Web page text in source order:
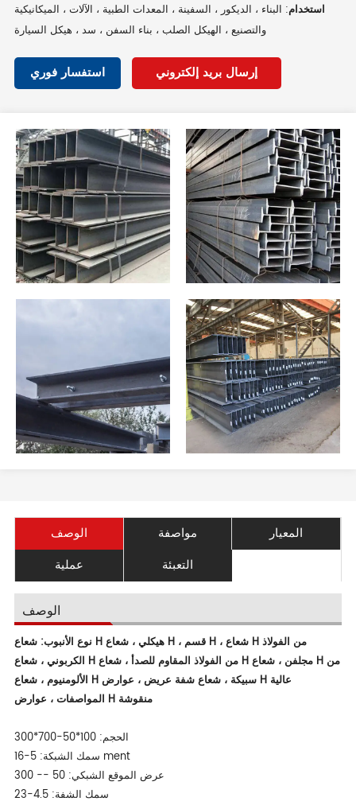
استخدام: البناء ، الديكور ، السفينة ، المعدات الطبية ، الآلات ، الميكانيكية
والتصنيع ، الهيكل الصلب ، بناء السفن ، سد ، هيكل السيارة
استفسار فوري إرسال بريد إلكتروني
الوصف مواصفة
المعيار
عملية
التعبئة
الوصف
نوع الأنبوب: شعاع H هيكلي ، شعاع H ، قسم H ، شعاع H من الفولاذ
الكربوني ، شعاع H من الفولاذ المقاوم للصدأ ، شعاع H مجلفن ، شعاع H من
الألومنيوم ، شعاع H سبيكة ، شعاع شفة عريض ، عوارض H عالية
المواصفات ، عوارض H منقوشة
الحجم: 100*50-700*300
سمك الشبكة: 5-16 ment
عرض الموقع الشبكي: 50 -- 300
سمك الشفة: 4.5-23